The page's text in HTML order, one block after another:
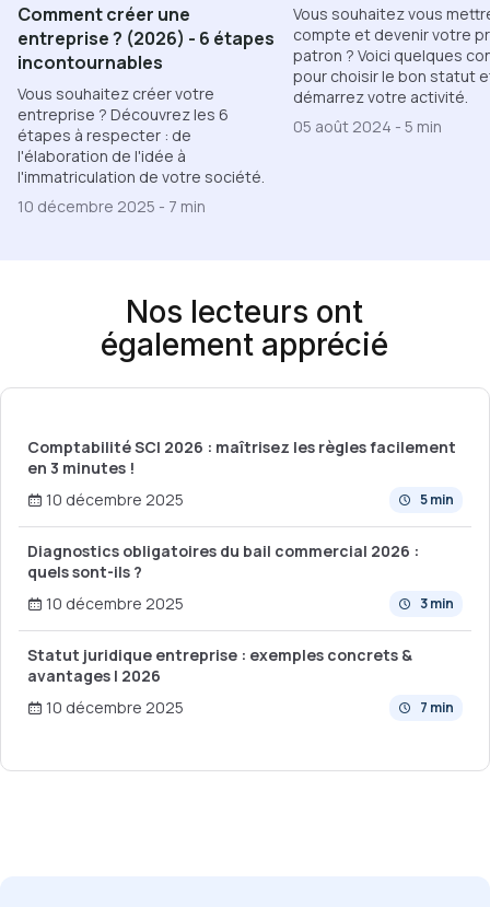
Comment créer une
entreprise ? (2026) - 6 étapes
incontournables
Vous souhaitez créer votre
entreprise ? Découvrez les 6
étapes à respecter : de
l'élaboration de l'idée à
l'immatriculation de votre société.
10 décembre 2025 - 7 min
Vous souhaitez vous
compte et devenir votre
patron ? Voici quelques
pour choisir le bon statut
démarrez votre activité.
05 août 2024 - 5 min
Nos lecteurs ont
également apprécié
Comptabilité SCI 2026 : maîtrisez les règles facilement
en 3 minutes !
5 min
10 décembre 2025
Diagnostics obligatoires du bail commercial 2026 :
quels sont-ils ?
3 min
10 décembre 2025
Statut juridique entreprise : exemples concrets &
avantages | 2026
7 min
10 décembre 2025